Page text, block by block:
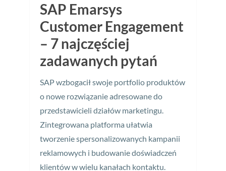
SAP Emarsys
Customer Engagement
– 7 najczęściej
zadawanych pytań
SAP wzbogacił swoje portfolio produktów
o nowe rozwiązanie adresowane do
przedstawicieli działów marketingu.
Zintegrowana platforma ułatwia
tworzenie spersonalizowanych kampanii
reklamowych i budowanie doświadczeń
klientów w wielu kanałach kontaktu.